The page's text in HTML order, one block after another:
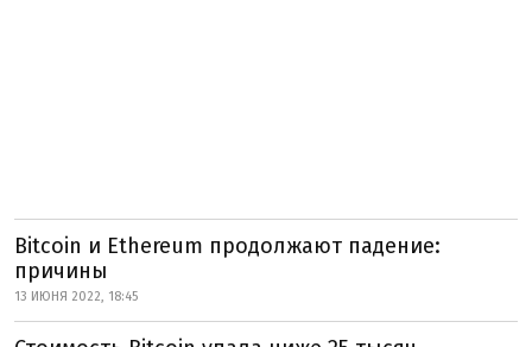
Bitcoin и Ethereum продолжают падение:
причины
13 ИЮНЯ 2022, 18:45